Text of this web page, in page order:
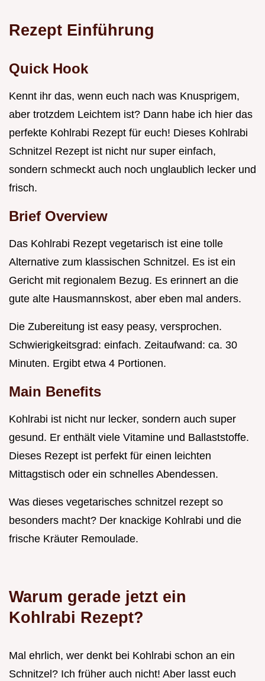
Rezept Einführung
Quick Hook
Kennt ihr das, wenn euch nach was Knusprigem,
aber trotzdem Leichtem ist? Dann habe ich hier das
perfekte Kohlrabi Rezept für euch! Dieses Kohlrabi
Schnitzel Rezept ist nicht nur super einfach,
sondern schmeckt auch noch unglaublich lecker und
frisch.
Brief Overview
Das Kohlrabi Rezept vegetarisch ist eine tolle
Alternative zum klassischen Schnitzel. Es ist ein
Gericht mit regionalem Bezug. Es erinnert an die
gute alte Hausmannskost, aber eben mal anders.
Die Zubereitung ist easy peasy, versprochen.
Schwierigkeitsgrad: einfach. Zeitaufwand: ca. 30
Minuten. Ergibt etwa 4 Portionen.
Main Benefits
Kohlrabi ist nicht nur lecker, sondern auch super
gesund. Er enthält viele Vitamine und Ballaststoffe.
Dieses Rezept ist perfekt für einen leichten
Mittagstisch oder ein schnelles Abendessen.
Was dieses vegetarisches schnitzel rezept so
besonders macht? Der knackige Kohlrabi und die
frische Kräuter Remoulade.
Warum gerade jetzt ein
Kohlrabi Rezept?
Mal ehrlich, wer denkt bei Kohlrabi schon an ein
Schnitzel? Ich früher auch nicht! Aber lasst euch